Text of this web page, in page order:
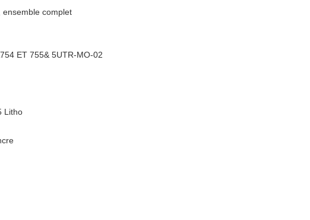
ensemble complet
ET 755& 5UTR-MO-02
Litho